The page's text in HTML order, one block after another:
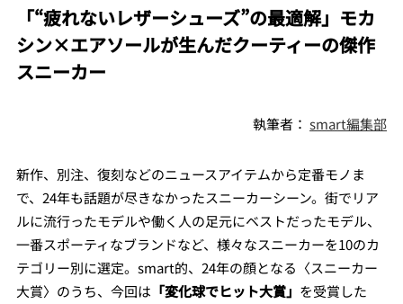
「“疲れないレザーシューズ”の最適解」モカ
シン×エアソールが生んだクーティーの傑作
スニーカー
執筆者：smart編集部
新作、別注、復刻などのニュースアイテムから定番モノま
で、24年も話題が尽きなかったスニーカーシーン。街でリア
ルに流行ったモデルや働く人の足元にベストだったモデル、
一番スポーティなブランドなど、様々なスニーカーを10のカ
テゴリー別に選定。smart的、24年の顔となる〈スニーカー
大賞〉のうち、今回は 「変化球でヒット大賞」 を受賞した